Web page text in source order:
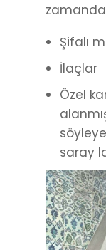
Şifalı
İlaçlar
Özel
saray